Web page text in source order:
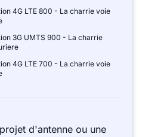
4G LTE 800 - La charrie voie
3G UMTS 900 - La charrie
4G LTE 700 - La charrie voie
d'antenne ou une